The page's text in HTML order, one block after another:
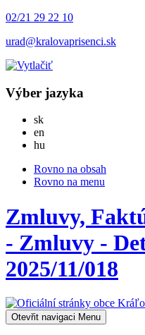
02/21 29 22 10
urad@kralovaprisenci.sk
Výber jazyka
skSlovensky
en
hu
Rovno na obsah
Rovno na menu
Zmluvy,
- Zmluvy -
2025/11/018
Otevřit navigaci Menu